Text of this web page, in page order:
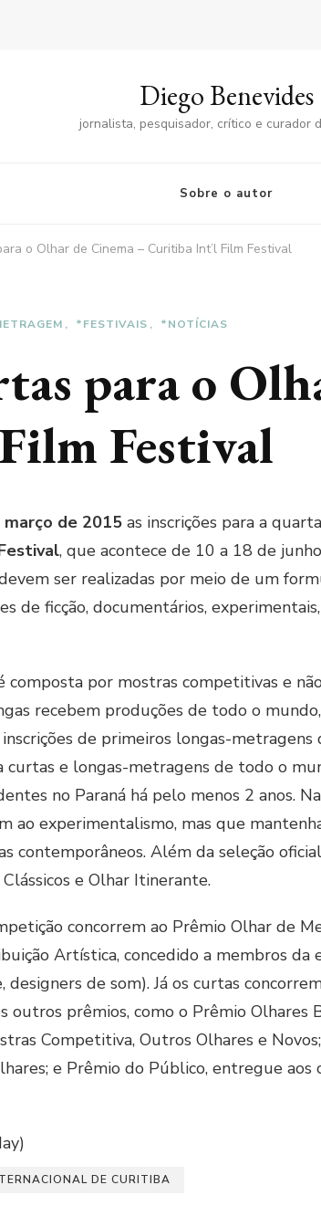
Diego Benevides
jornalista, pesquisador, crítico e curador
Sobre o autor
o Olhar de Cinema – Curitiba Int’l Film Festival
*FESTIVAIS *NOTÍCIAS
para o
Festival
de 2015 as inscrições para a
, que acontece de 10 a 18 de
ser realizadas por meio de um
de ficção, documentários,
composta por mostras competitivas e
recebem produções de todo o
de primeiros longas-metragens
e longas-metragens de todo o
no Paraná há pelo menos 2 anos.
ao experimentalismo, mas que
contemporâneos. Além da seleção
e Olhar Itinerante.
concorrem ao Prêmio Olhar de
Artística, concedido a membros
de som). Já os curtas
outros prêmios, como o Prêmio
Competitiva, Outros Olhares e
e Prêmio do Público, entregue
DE CURITIBA